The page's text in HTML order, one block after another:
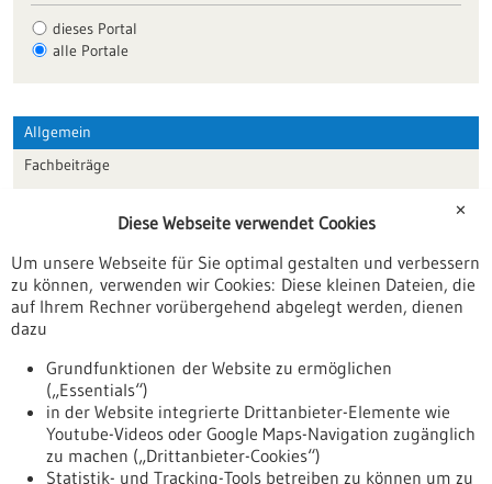
dieses Portal
alle Portale
Allgemein
Fachbeiträge
Veranstaltungen
Erscheinungsdatum
✕
Diese Webseite verwendet Cookies
Um unsere Webseite für Sie optimal gestalten und verbessern
zu können, verwenden wir Cookies: Diese kleinen Dateien, die
auf Ihrem Rechner vorübergehend abgelegt werden, dienen
dazu
Grundfunktionen der Website zu ermöglichen
(„Essentials“)
in der Website integrierte Drittanbieter-Elemente wie
Youtube-Videos oder Google Maps-Navigation zugänglich
zu machen („Drittanbieter-Cookies“)
Statistik- und Tracking-Tools betreiben zu können um zu